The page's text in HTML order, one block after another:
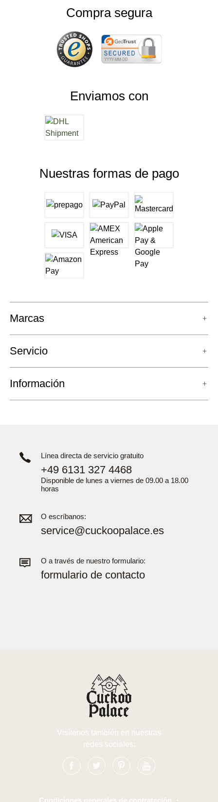
Compra segura
Enviamos con
Nuestras formas de pago
Marcas
Servicio
Información
Línea directa de servicio gratuito
+49 6131 327 4468
Disponible de lunes a viernes de 09.00 a 18.00
horas
O escríbanos:
service@cuckoopalace.es
O a través de nuestro formulario:
formulario de contacto
Visítenos también en nuestras
redes sociales:
Condiciones generales de contratación ·